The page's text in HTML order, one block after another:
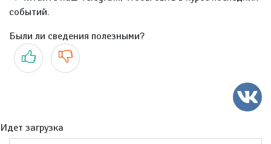
событий.
Были ли сведения полезными?
Да Нет
Идет загрузка